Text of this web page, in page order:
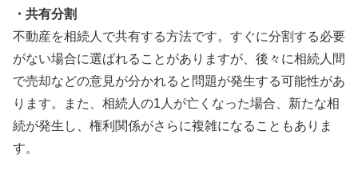
・共有分割
不動産を相続人で共有する方法です。すぐに分割する必要
がない場合に選ばれることがありますが、後々に相続人間
で売却などの意見が分かれると問題が発生する可能性があ
ります。また、相続人の1人が亡くなった場合、新たな相
続が発生し、権利関係がさらに複雑になることもありま
す。